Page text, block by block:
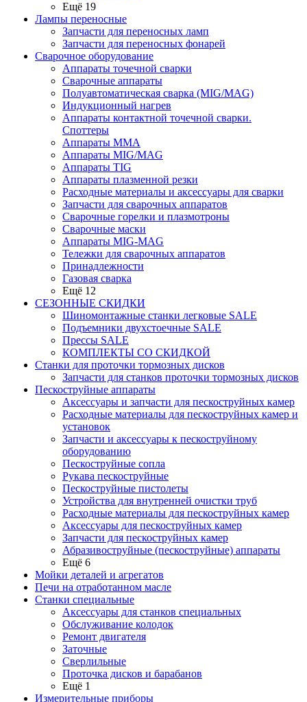
Ещё 19
Лампы переносные
Запчасти для переносных ламп
Запчасти для переносных фонарей
Сварочное оборудование
Аппараты точечной сварки
Сварочные аппараты
Полуавтоматическая сварка (MIG/MAG)
Индукционный нагрев
Аппараты контактной точечной сварки.
Споттеры
Аппараты MMA
Аппараты MIG/MAG
Аппараты TIG
Аппараты плазменной резки
Расходные материалы и аксессуары для сварки
Запчасти для сварочных аппаратов
Сварочные горелки и плазмотроны
Сварочные маски
Аппараты MIG-MAG
Тележки для сварочных аппаратов
Принадлежности
Газовая сварка
Ещё 12
СЕЗОННЫЕ СКИДКИ
Шиномонтажные станки легковые SALE
Подъемники двухстоечные SALE
Прессы SALE
КОМПЛЕКТЫ СО СКИДКОЙ
Станки для проточки тормозных дисков
Запчасти для станков проточки тормозных дисков
Пескоструйные аппараты
Аксессуары и запчасти для пескоструйных камер
Расходные материалы для пескоструйных камер и
установок
Запчасти и аксессуары к пескоструйному
оборудованию
Пескоструйные сопла
Рукава пескоструйные
Пескоструйные пистолеты
Устройства для внутренней очистки труб
Расходные материалы для пескоструйных камер
Аксессуары для пескоструйных камер
Запчасти для пескоструйных камер
Абразивоструйные (пескоструйные) аппараты
Ещё 6
Мойки деталей и агрегатов
Печи на отработанном масле
Станки специальные
Аксессуары для станков специальных
Обслуживание колодок
Ремонт двигателя
Заточные
Сверлильные
Проточка дисков и барабанов
Ещё 1
Измерительные приборы